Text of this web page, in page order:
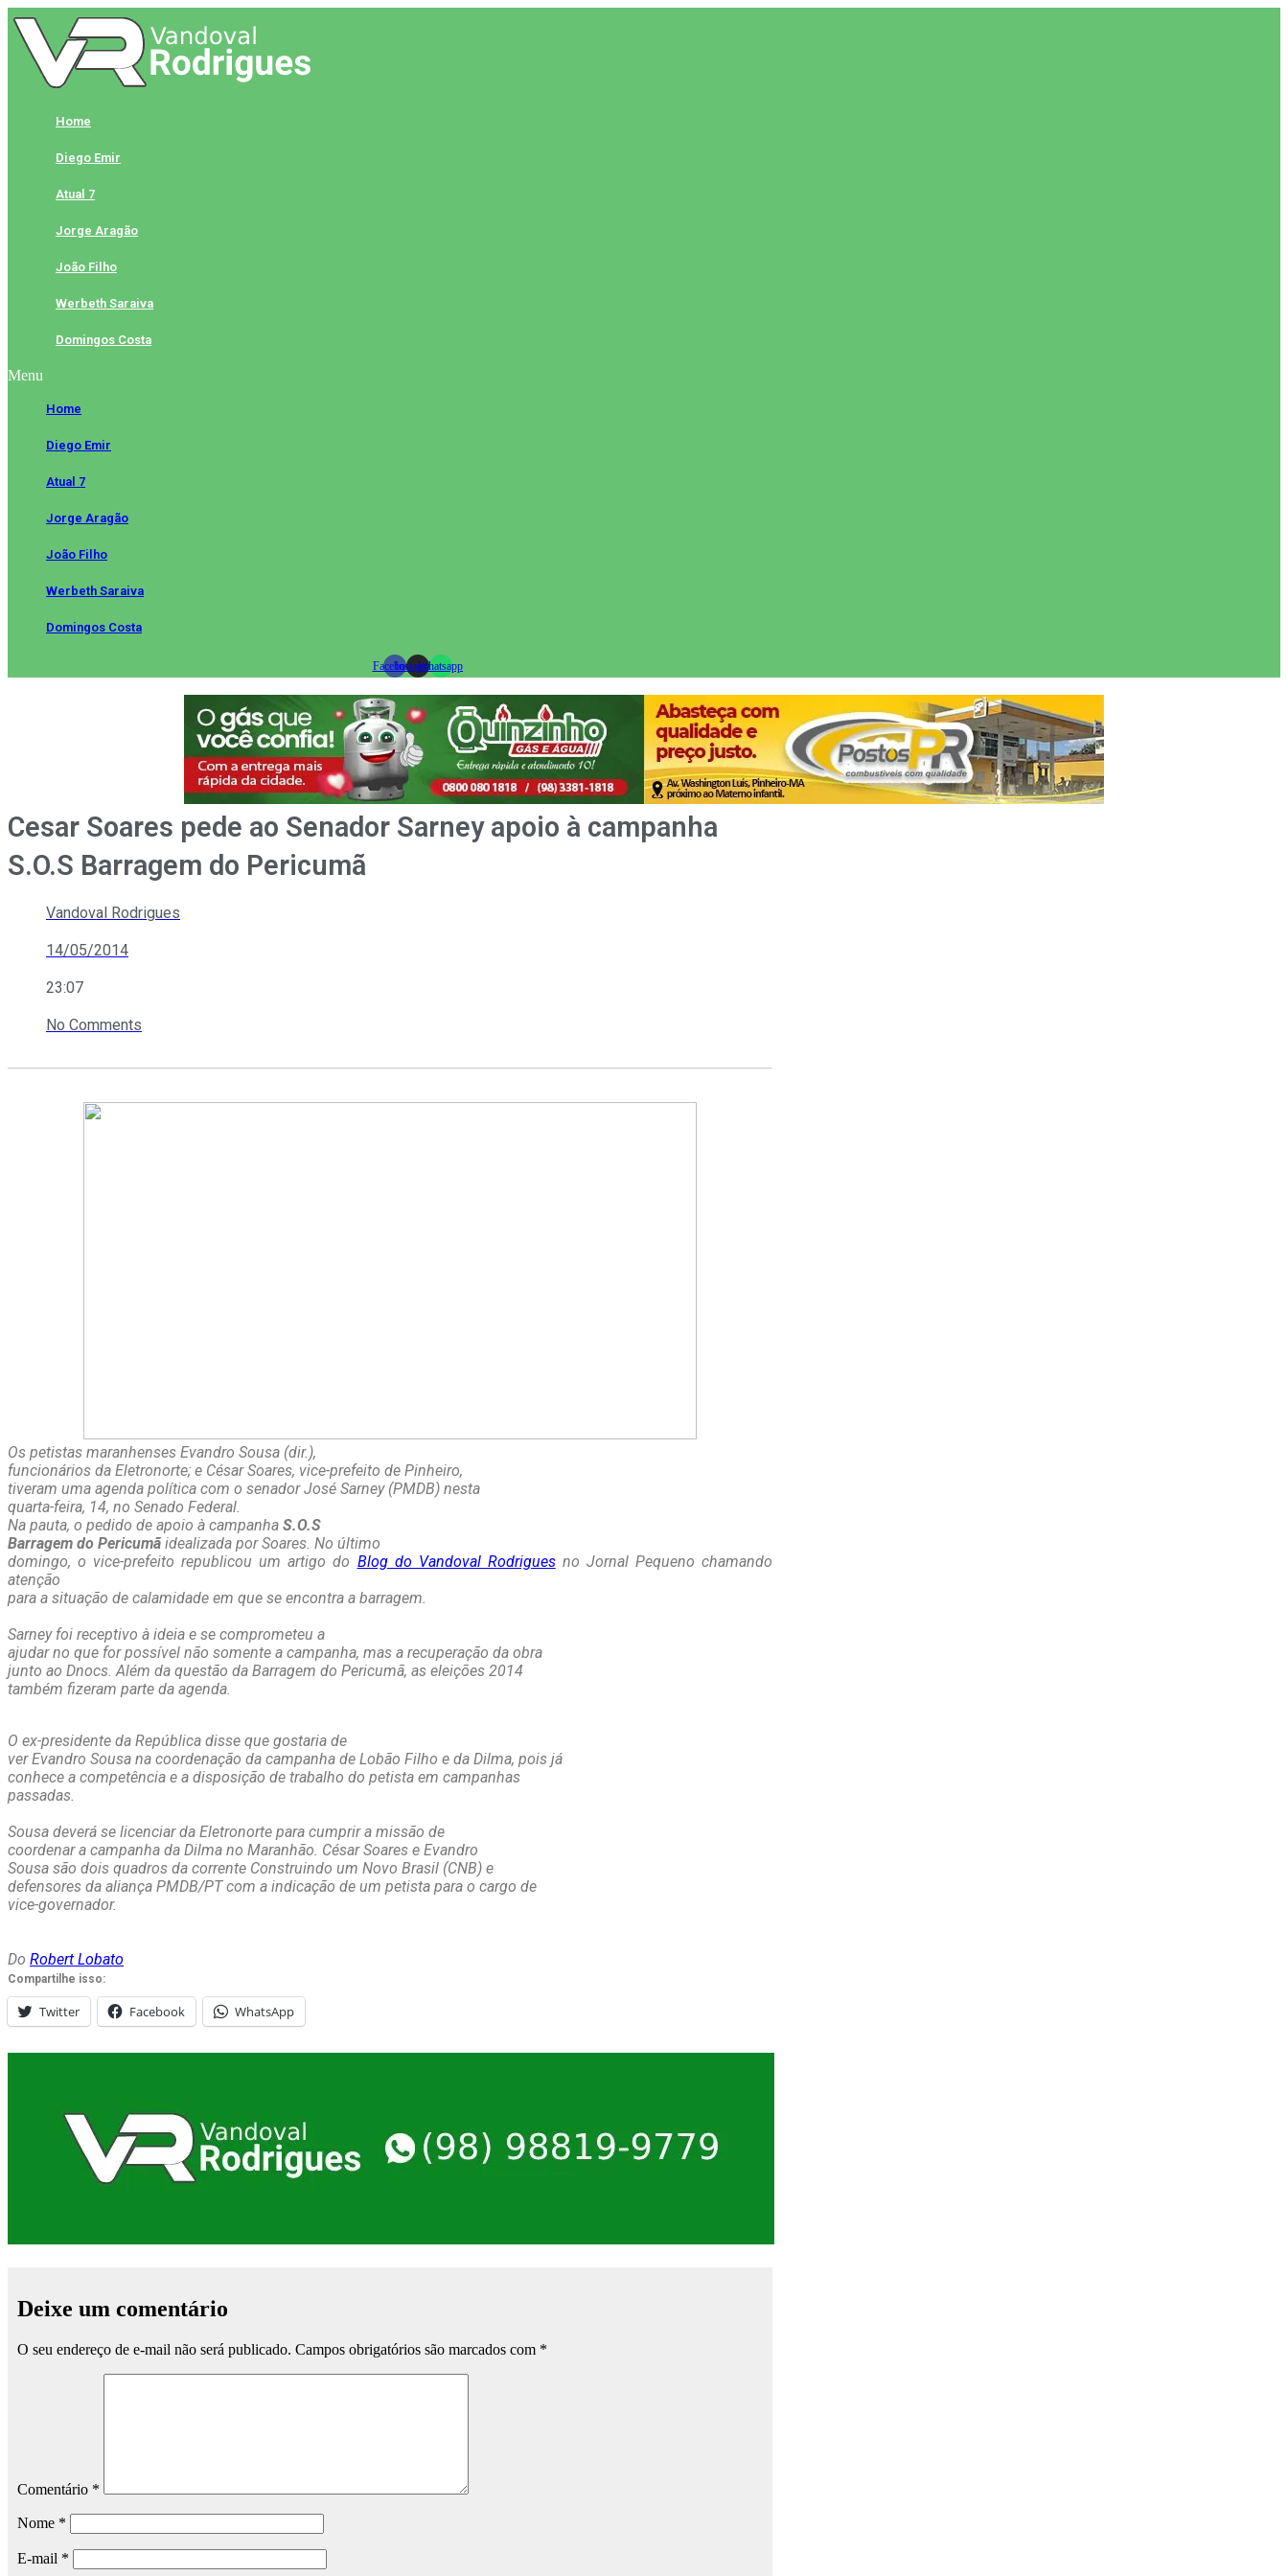
Skip
to
content
Home
Diego Emir
Atual 7
Jorge Aragão
João Filho
Werbeth Saraiva
Domingos Costa
Menu
Home
Diego Emir
Atual 7
Jorge Aragão
João Filho
Werbeth Saraiva
Domingos Costa
FacebookInstagramWhatsapp
Cesar Soares pede ao Senador Sarney apoio à campanha
S.O.S Barragem do Pericumã
Vandoval Rodrigues
14/05/2014
23:07
No Comments
Os petistas maranhenses Evandro Sousa (dir.),
funcionários da Eletronorte; e César Soares, vice-prefeito de Pinheiro,
tiveram uma agenda política com o senador José Sarney (PMDB) nesta
quarta-feira, 14, no Senado Federal.
Na pauta, o pedido de apoio à campanha S.O.S
Barragem do Pericumã idealizada por Soares. No último
domingo, o vice-prefeito republicou um artigo do Blog do Vandoval Rodriguesno Jornal Pequeno chamando
atenção
para a situação de calamidade em que se encontra a barragem.
Sarney foi receptivo à ideia e se comprometeu a
ajudar no que for possível não somente a campanha, mas a recuperação da obra
junto ao Dnocs. Além da questão da Barragem do Pericumã, as eleições 2014
também fizeram parte da agenda.
O ex-presidente da República disse que gostaria de
ver Evandro Sousa na coordenação da campanha de Lobão Filho e da Dilma, pois já
conhece a competência e a disposição de trabalho do petista em campanhas
passadas.
Sousa deverá se licenciar da Eletronorte para cumprir a missão de
coordenar a campanha da Dilma no Maranhão. César Soares e Evandro
Sousa são dois quadros da corrente Construindo um Novo Brasil (CNB) e
defensores da aliança PMDB/PT com a indicação de um petista para o cargo de
vice-governador.
Do Robert Lobato
Compartilhe isso:
Twitter Facebook WhatsApp
Deixe um comentário
O seu endereço de e-mail não será publicado. Campos obrigatórios são marcados com *
Comentário *
Nome *
E-mail *